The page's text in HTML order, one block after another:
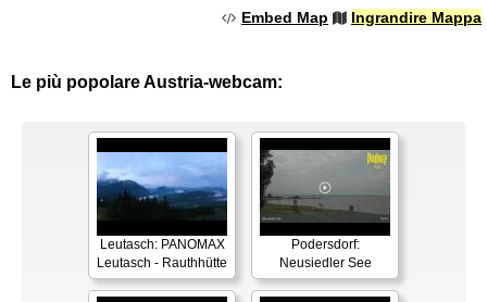
Embed Map Ingrandire Mappa
Le più popolare Austria-webcam:
Leutasch: PANOMAX
Leutasch - Rauthhütte
Podersdorf:
Neusiedler See